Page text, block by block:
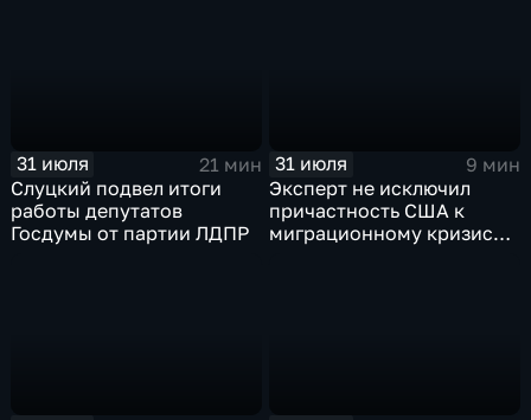
31 июля
21 мин
Слуцкий подвел итоги
работы депутатов
Госдумы от партии ЛДПР
31 июля
9 мин
Эксперт не исключил
причастность США к
миграционному кризису в